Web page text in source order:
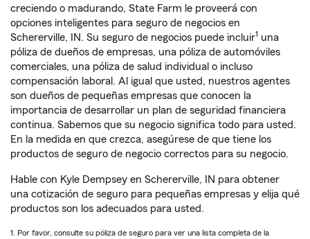
creciendo o madurando, State Farm le proveerá con
opciones inteligentes para seguro de negocios en
Schererville, IN. Su seguro de negocios puede incluir1 una
póliza de dueños de empresas, una póliza de automóviles
comerciales, una póliza de salud individual o incluso
compensación laboral. Al igual que usted, nuestros agentes
son dueños de pequeñas empresas que conocen la
importancia de desarrollar un plan de seguridad financiera
continua. Sabemos que su negocio significa todo para usted.
En la medida en que crezca, asegúrese de que tiene los
productos de seguro de negocio correctos para su negocio.
Hable con Kyle Dempsey en Schererville, IN para obtener
una cotización de seguro para pequeñas empresas y elija qué
productos son los adecuados para usted.
1. Por favor, consulte su póliza de seguro para ver una lista completa de la